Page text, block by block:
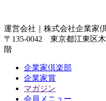
運営会社｜ 株式会社企業家
〒135-0042 東京都江東区
階
企業家倶楽部
企業家賞
マガジン
会員メニュー